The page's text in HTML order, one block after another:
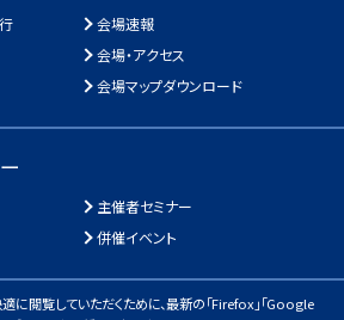
会場速報
会場・アクセス
会場マップダウンロード
主催者セミナー
併催イベント
に閲覧していただくために、最新の「Firefox」「Google